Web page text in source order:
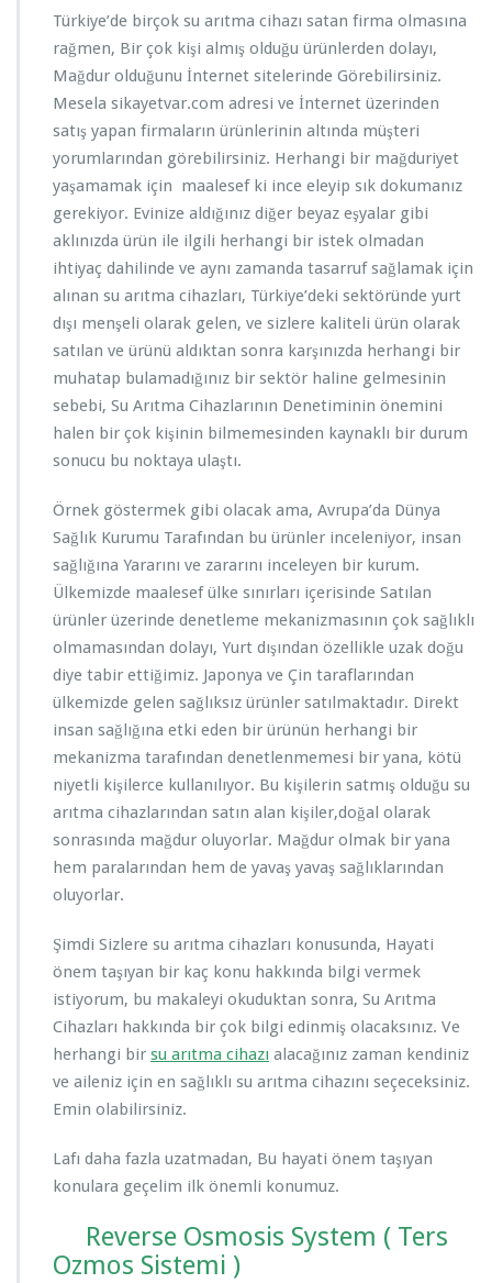
Türkiye’de birçok su arıtma cihazı satan firma olmasına
rağmen, Bir çok kişi almış olduğu ürünlerden dolayı,
Mağdur olduğunu İnternet sitelerinde Görebilirsiniz.
Mesela sikayetvar.com adresi ve İnternet üzerinden
satış yapan firmaların ürünlerinin altında müşteri
yorumlarından görebilirsiniz. Herhangi bir mağduriyet
yaşamamak için maalesef ki ince eleyip sık dokumanız
gerekiyor. Evinize aldığınız diğer beyaz eşyalar gibi
aklınızda ürün ile ilgili herhangi bir istek olmadan
ihtiyaç dahilinde ve aynı zamanda tasarruf sağlamak için
alınan su arıtma cihazları, Türkiye’deki sektöründe yurt
dışı menşeli olarak gelen, ve sizlere kaliteli ürün olarak
satılan ve ürünü aldıktan sonra karşınızda herhangi bir
muhatap bulamadığınız bir sektör haline gelmesinin
sebebi, Su Arıtma Cihazlarının Denetiminin önemini
halen bir çok kişinin bilmemesinden kaynaklı bir durum
sonucu bu noktaya ulaştı.
Örnek göstermek gibi olacak ama, Avrupa’da Dünya
Sağlık Kurumu Tarafından bu ürünler inceleniyor, insan
sağlığına Yararını ve zararını inceleyen bir kurum.
Ülkemizde maalesef ülke sınırları içerisinde Satılan
ürünler üzerinde denetleme mekanizmasının çok sağlıklı
olmamasından dolayı, Yurt dışından özellikle uzak doğu
diye tabir ettiğimiz. Japonya ve Çin taraflarından
ülkemizde gelen sağlıksız ürünler satılmaktadır. Direkt
insan sağlığına etki eden bir ürünün herhangi bir
mekanizma tarafından denetlenmemesi bir yana, kötü
niyetli kişilerce kullanılıyor. Bu kişilerin satmış olduğu su
arıtma cihazlarından satın alan kişiler,doğal olarak
sonrasında mağdur oluyorlar. Mağdur olmak bir yana
hem paralarından hem de yavaş yavaş sağlıklarından
oluyorlar.
Şimdi Sizlere su arıtma cihazları konusunda, Hayati
önem taşıyan bir kaç konu hakkında bilgi vermek
istiyorum, bu makaleyi okuduktan sonra, Su Arıtma
Cihazları hakkında bir çok bilgi edinmiş olacaksınız. Ve
herhangi bir su arıtma cihazı alacağınız zaman kendiniz
ve aileniz için en sağlıklı su arıtma cihazını seçeceksiniz.
Emin olabilirsiniz.
Lafı daha fazla uzatmadan, Bu hayati önem taşıyan
konulara geçelim ilk önemli konumuz.
Reverse Osmosis System ( Ters
Ozmos Sistemi )